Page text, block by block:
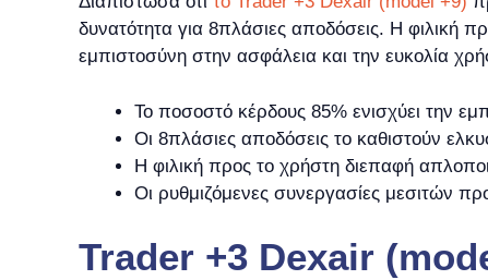
δυνατότητα για 8πλάσιες αποδόσεις. Η φιλική
εμπιστοσύνη στην ασφάλεια και την ευκολία
Το ποσοστό κέρδους 85% ενισχύει την
Οι 8πλάσιες αποδόσεις το καθιστούν
Η φιλική προς το χρήστη διεπαφή
Οι ρυθμιζόμενες συνεργασίες μεσιτών
Trader +3 Dexair